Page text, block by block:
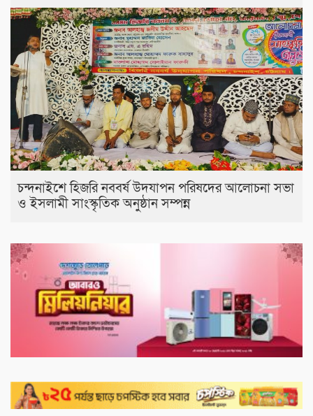
চন্দনাইশে হিজরি নববর্ষ উদযাপন পরিষদের আলোচনা সভা
ও ইসলামী সাংস্কৃতিক অনুষ্ঠান সম্পন্ন